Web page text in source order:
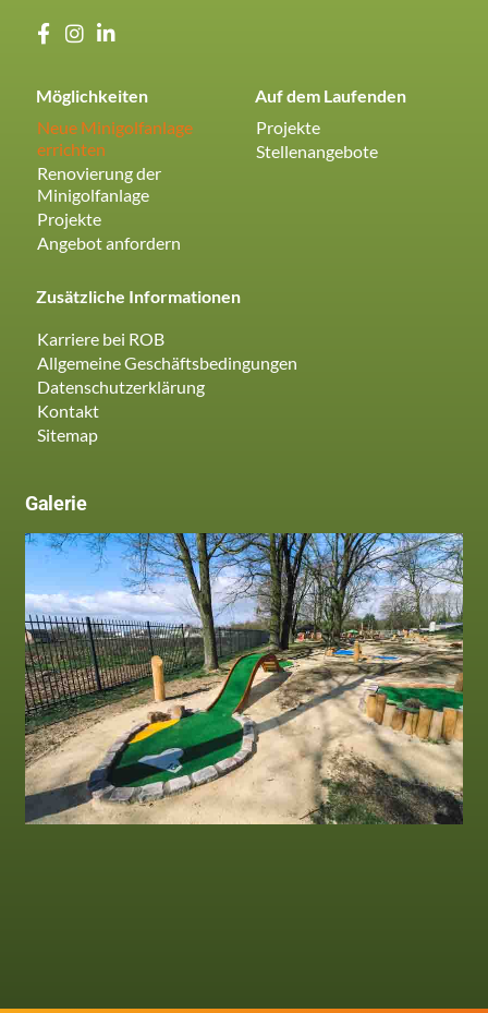
Möglichkeiten
Neue Minigolfanlage
errichten
Renovierung der
Minigolfanlage
Projekte
Angebot anfordern
Auf dem Laufenden
Projekte
Stellenangebote
Zusätzliche Informationen
Karriere bei ROB
Allgemeine Geschäftsbedingungen
Datenschutzerklärung
Kontakt
Sitemap
Galerie